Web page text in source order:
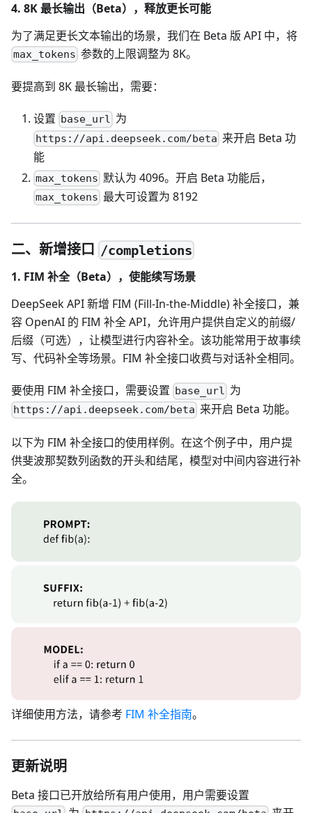
4. 8K 最长输出（Beta），释放更长可能
为了满足更长文本输出的场景，我们在 Beta 版 API 中，将
max_tokens 参数的上限调整为 8K。
要提高到 8K 最长输出，需要：
设置 base_url 为
https://api.deepseek.com/beta 来开启 Beta 功
能
max_tokens 默认为 4096。开启 Beta 功能后，
max_tokens 最大可设置为 8192
二、新增接口 /completions
1. FIM 补全（Beta），使能续写场景
DeepSeek API 新增 FIM (Fill-In-the-Middle) 补全接口，兼
容 OpenAI 的 FIM 补全 API，允许用户提供自定义的前缀/
后缀（可选），让模型进行内容补全。该功能常用于故事续
写、代码补全等场景。FIM 补全接口收费与对话补全相同。
要使用 FIM 补全接口，需要设置 base_url 为
https://api.deepseek.com/beta 来开启 Beta 功能。
以下为 FIM 补全接口的使用样例。在这个例子中，用户提
供斐波那契数列函数的开头和结尾，模型对中间内容进行补
全。
详细使用方法，请参考 FIM 补全指南。
更新说明
Beta 接口已开放给所有用户使用，用户需要设置